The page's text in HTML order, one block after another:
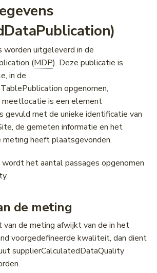
uitgeleverd in de
(MDP). Deze publicatie is
in de
opgenomen,
is een element
gevuld met de unieke identificatie van
de gemeten informatie en het
heeft plaatsgevonden.
het aantal passages opgenomen
de meting
de meting afwijkt van de in het
voorgedefineerde kwaliteit, dan dient
supplierCalculatedDataQuality